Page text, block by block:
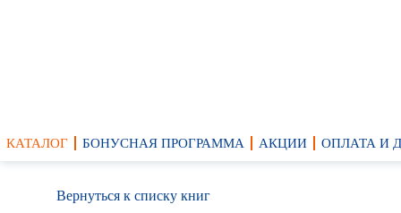
КАТАЛОГ БОНУСНАЯ ПРОГРАММА АКЦИИ ОПЛАТА И
Вернуться к списку книг